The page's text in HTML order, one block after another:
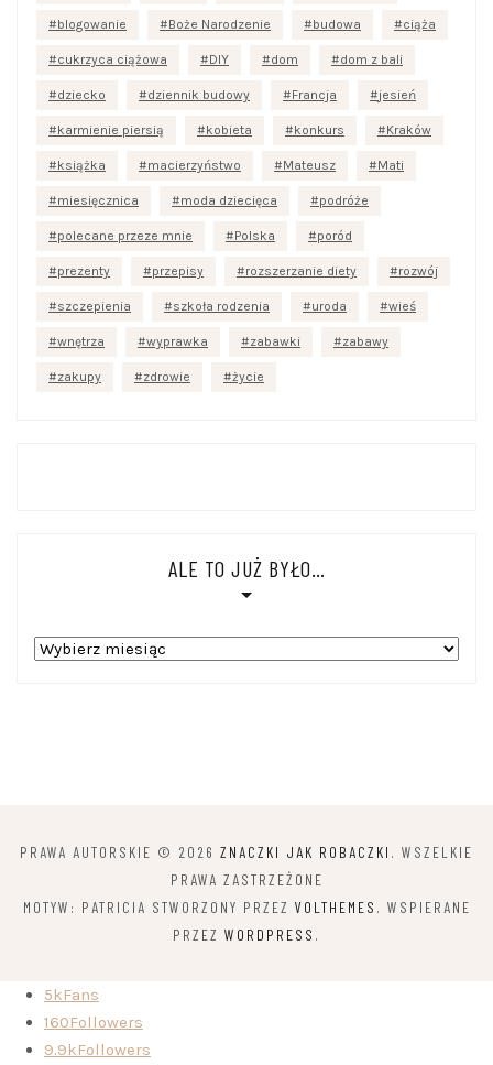
blogowanie Boże Narodzenie budowa ciąża
cukrzyca ciążowa DIY dom dom z bali
dziecko dziennik budowy Francja jesień
karmienie piersią kobieta konkurs Kraków
książka macierzyństwo Mateusz Mati
miesięcznica moda dziecięca podróże
polecane przeze mnie Polska poród
prezenty przepisy rozszerzanie diety rozwój
szczepienia szkoła rodzenia uroda wieś
wnętrza wyprawka zabawki zabawy
zakupy zdrowie życie
ALE TO JUŻ BYŁO…
Ale
PRAWA AUTORSKIE © 2026 ZNACZKI JAK ROBACZKI . WSZELKIE
PRAWA ZASTRZEŻONE
MOTYW: PATRICIA STWORZONY PRZEZ VOLTHEMES . WSPIERANE
PRZEZ WORDPRESS .
5kFans
160Followers
9.9kFollowers